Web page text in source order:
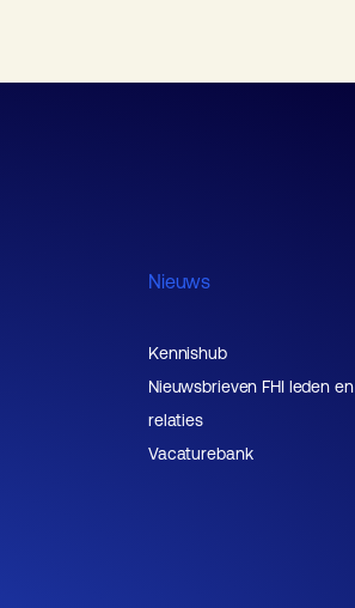
Nieuws
Kennishub
Nieuwsbrieven FHI leden en
relaties
Vacaturebank